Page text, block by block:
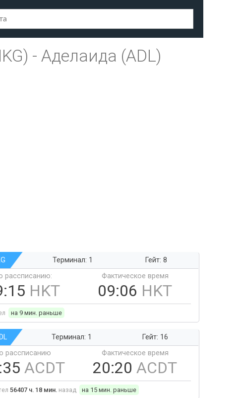
- Аделаида (ADL)
Терминал: 1
Гейт: 8
рассписанию:
HKT
Фактическое время
09:06 HKT
на 9 мин. раньше
Терминал: 1
Гейт: 16
рассписанию
ACDT
Фактическое время
20:20 ACDT
56407 ч. 18 мин. назад на 15 мин. раньше